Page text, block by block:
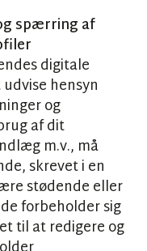
spærring af
digitale
hensyn
og
af dit
m.v., må
skrevet i en
stødende eller
forbeholder sig
til at redigere og